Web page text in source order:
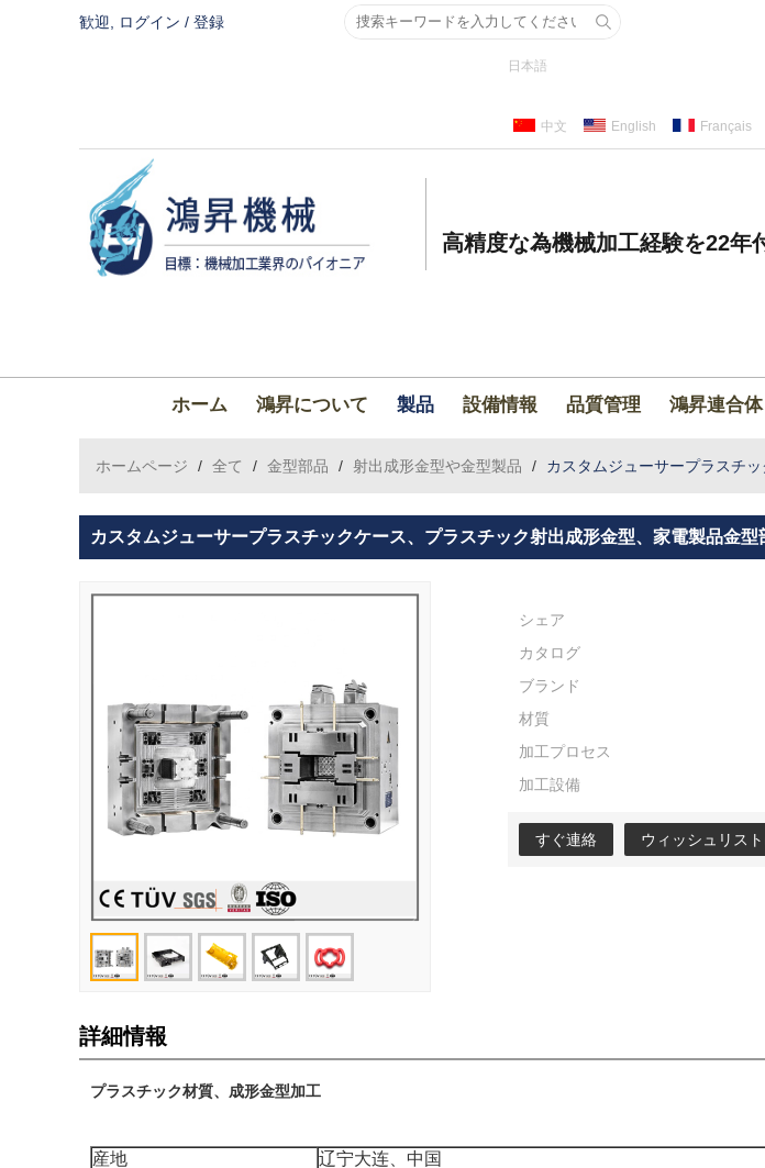
歓迎, ログイン / 登録
日本語
中文 English Français
高精度な為機械加工経験を22年
ホーム 鴻昇について 製品 設備情報 品質管理 鴻昇連合体
ホームページ / 全て / 金型部品 / 射出成形金型や金型製品 / カスタムジューサープラスチ
カスタムジューサープラスチックケース、プラスチック射出成形金型、家電製品金
シェア
カタログ
ブランド
材質
加工プロセス
加工設備
すぐ連絡 ウィッシュリス
詳細情報
プラスチック材質、成形金型加工
産地
辽宁大连、中国